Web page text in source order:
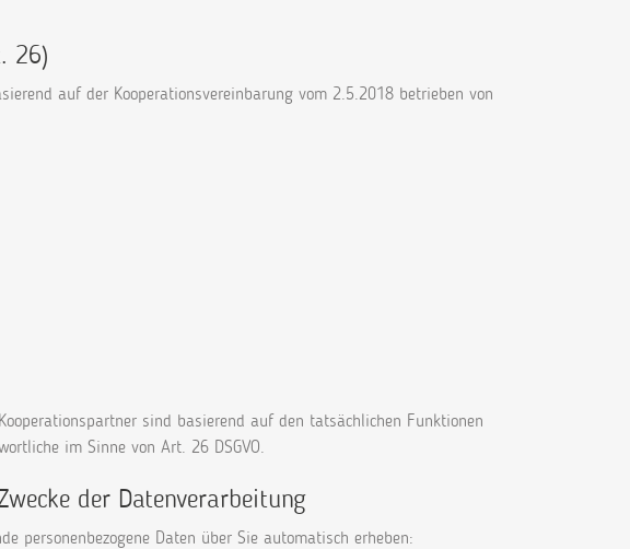
26)
auf der Kooperationsvereinbarung vom 2.5.2018 betrieben von
sind basierend auf den tatsächlichen Funktionen
im Sinne von Art. 26 DSGVO.
der Datenverarbeitung
personenbezogene Daten über Sie automatisch erheben: